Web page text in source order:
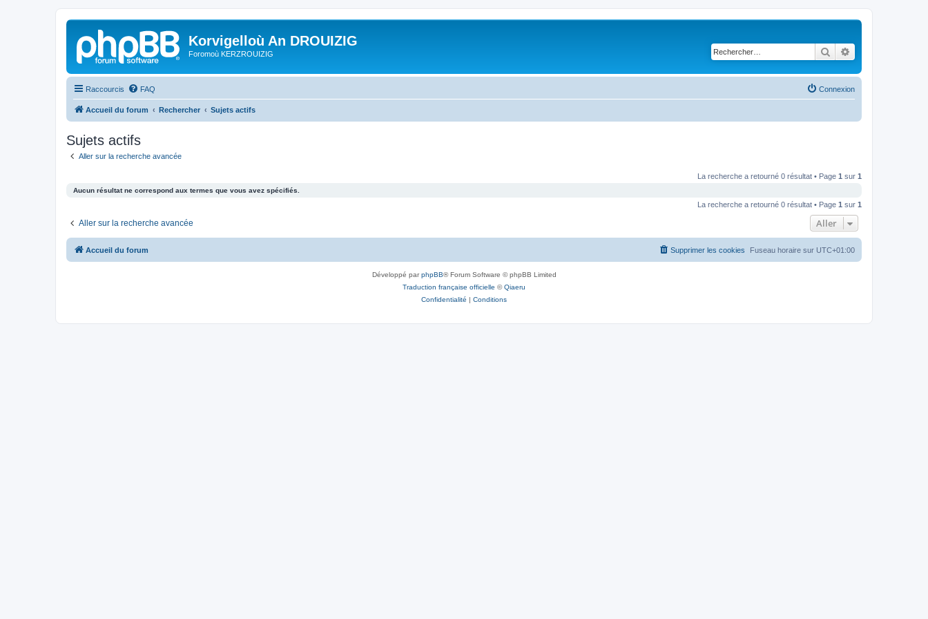
Korvigelloù An DROUIZIG
Foromoù KERZROUIZIG Rechercher
Raccourcis FAQ Connexion
Accueil du forum Rechercher Sujets actifs
Sujets actifs
Aller sur la recherche avancée
La recherche a retourné 0 résultat • Page 1 sur 1
Aucun résultat ne correspond aux termes que vous avez spécifiés.
La recherche a retourné 0 résultat • Page 1 sur 1
Aller sur la recherche avancée Aller
Accueil du forum Fuseau horaire sur UTC+01:00
Supprimer les cookies
Développé parphpBB® Forum Software © phpBB Limited
Traduction française officielle ©Qiaeru
Confidentialité | Conditions